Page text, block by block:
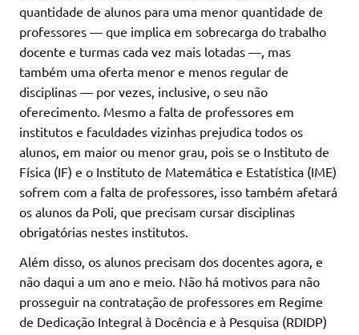
quantidade de alunos para uma menor quantidade de
professores — que implica em sobrecarga do trabalho
docente e turmas cada vez mais lotadas —, mas
também uma oferta menor e menos regular de
disciplinas — por vezes, inclusive, o seu não
oferecimento. Mesmo a falta de professores em
institutos e faculdades vizinhas prejudica todos os
alunos, em maior ou menor grau, pois se o Instituto de
Física (IF) e o Instituto de Matemática e Estatística (IME)
sofrem com a falta de professores, isso também afetará
os alunos da Poli, que precisam cursar disciplinas
obrigatórias nestes institutos.
Além disso, os alunos precisam dos docentes agora, e
não daqui a um ano e meio. Não há motivos para não
prosseguir na contratação de professores em Regime
de Dedicação Integral à Docência e à Pesquisa (RDIDP)